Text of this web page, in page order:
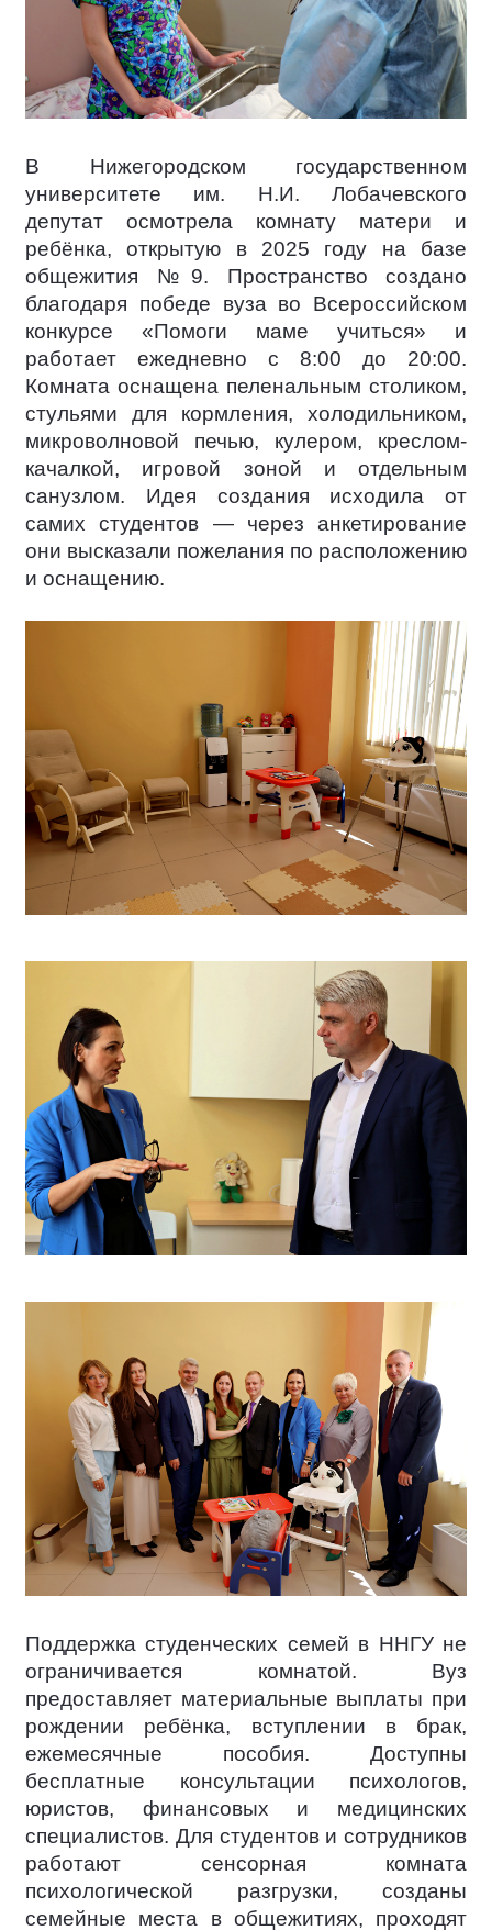
В Нижегородском государственном
университете им. Н.И. Лобачевского
депутат осмотрела комнату матери и
ребёнка, открытую в 2025 году на базе
общежития №9. Пространство создано
благодаря победе вуза во Всероссийском
конкурсе «Помоги маме учиться» и
работает ежедневно с 8:00 до 20:00.
Комната оснащена пеленальным столиком,
стульями для кормления, холодильником,
микроволновой печью, кулером, креслом-
качалкой, игровой зоной и отдельным
санузлом. Идея создания исходила от
самих студентов — через анкетирование
они высказали пожелания по расположению
и оснащению.
Поддержка студенческих семей в ННГУ не
ограничивается комнатой. Вуз
предоставляет материальные выплаты при
рождении ребёнка, вступлении в брак,
ежемесячные пособия. Доступны
бесплатные консультации психологов,
юристов, финансовых и медицинских
специалистов. Для студентов и сотрудников
работают сенсорная комната
психологической разгрузки, созданы
семейные места в общежитиях, проходят